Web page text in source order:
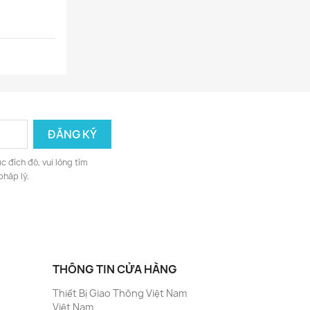
đích đó, vui lòng tìm
lý.
THÔNG TIN CỬA HÀNG
Thiết Bị Giao Thông Việt Nam
Việt Nam